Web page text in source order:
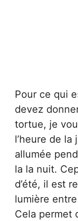
Pour ce qui
devez
tortue, je
l’heure de la
allumée
la la nuit.
d’été, il est
lumière
Cela permet